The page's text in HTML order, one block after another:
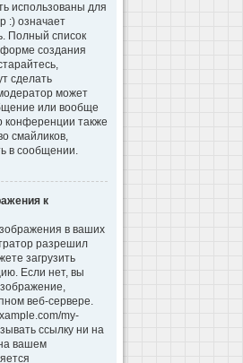
использованы для
:) означает
Полный список
создания
сделать
может
или вообще
конференции также
смайликов,
в сообщении.
к
в ваших
разрешил
загрузить
Если нет, вы
веб-сервере.
my-
ссылку ни на
вашем